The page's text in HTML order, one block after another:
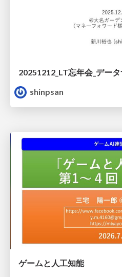
20251212_LT忘年会_デー
shinpsan
ゲームと人工知能